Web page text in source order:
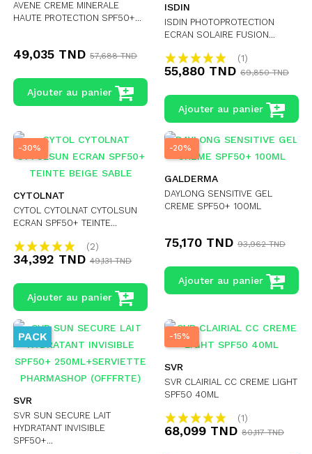
AVENE CREME MINERALE
HAUTE PROTECTION SPF50+...
49,035 TND 57,688 TND
Ajouter au panier
ISDIN
ISDIN PHOTOPROTECTION
ECRAN SOLAIRE FUSION...
(1)
55,880 TND 69,850 TND
Ajouter au panier
-30%
CYTOLNAT
CYTOL CYTOLNAT CYTOLSUN
ECRAN SPF50+ TEINTE...
(2)
34,392 TND 49,131 TND
Ajouter au panier
-20%
GALDERMA
DAYLONG SENSITIVE GEL
CREME SPF50+ 100ML
75,170 TND 93,962 TND
Ajouter au panier
PACK
SVR
SVR SUN SECURE LAIT
HYDRATANT INVISIBLE
SPF50+...
-15%
SVR
SVR CLAIRIAL CC CREME LIGHT
SPF50 40ML
(1)
68,099 TND 80,117 TND